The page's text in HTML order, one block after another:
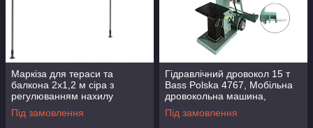
Маркіза для тераси та
балкона 2x1,2 м сіра з
регулюванням нахилу
SucceBuy
Під замовлення
Гідравлічний дровокол 15 т
Bass Polska 4767, Мобільна
дровокольна машина,
Дровокол для дачі
Під замовлення